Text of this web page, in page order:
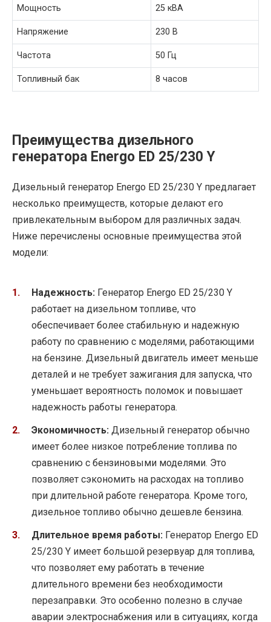
Мощность 25 кВА
Напряжение 230 В
Частота 50 Гц
Топливный бак 8 часов
Преимущества дизельного
генератора Energo ED 25/230 Y
Дизельный генератор Energo ED 25/230 Y предлагает
несколько преимуществ, которые делают его
привлекательным выбором для различных задач.
Ниже перечислены основные преимущества этой
модели:
Надежность: Генератор Energo ED 25/230 Y
работает на дизельном топливе, что
обеспечивает более стабильную и надежную
работу по сравнению с моделями, работающими
на бензине. Дизельный двигатель имеет меньше
деталей и не требует зажигания для запуска, что
уменьшает вероятность поломок и повышает
надежность работы генератора.
Экономичность: Дизельный генератор обычно
имеет более низкое потребление топлива по
сравнению с бензиновыми моделями. Это
позволяет сэкономить на расходах на топливо
при длительной работе генератора. Кроме того,
дизельное топливо обычно дешевле бензина.
Длительное время работы: Генератор Energo ED
25/230 Y имеет большой резервуар для топлива,
что позволяет ему работать в течение
длительного времени без необходимости
перезаправки. Это особенно полезно в случае
аварии электроснабжения или в ситуациях, когда